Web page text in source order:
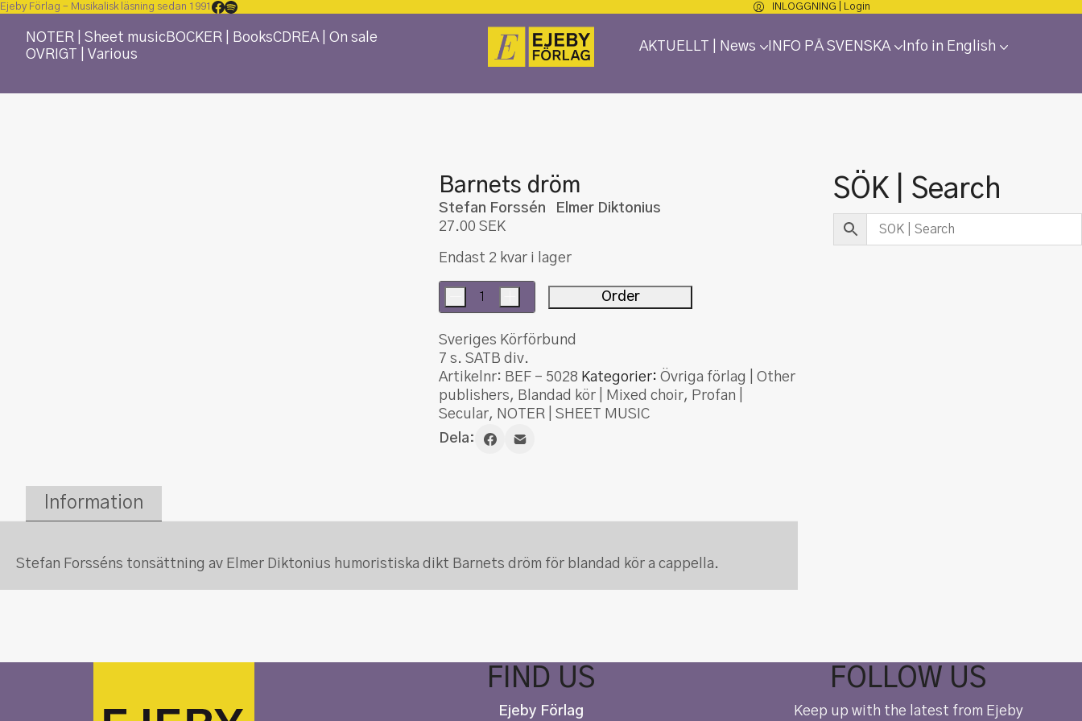
Ejeby Förlag – Musikalisk läsning sedan 1991 INLOGGNING | Login
NOTER | Sheet musicBÖCKER | BooksCD REA | On sale
ÖVRIGT | Various
AKTUELLT | News INFO PÅ SVENSKA Info in English
Barnets dröm
Stefan Forssén Elmer Diktonius
27.00SEK
Endast 2 kvar i lager
Barnets
mängd
Order
Sveriges Körförbund
7 s. SATB div.
Artikelnr: BEF - 5028 Kategorier: Övriga förlag | Other
publishers, Blandad kör | Mixed choir, Profan |
Secular, NOTER | SHEET MUSIC
Dela:
Information
Stefan Forsséns tonsättning av Elmer Diktonius humoristiska dikt Barnets dröm för blandad kör a cappella.
SÖK | Search
FIND US
Ejeby Förlag
FOLLOW US
Keep up with the latest from Ejeby